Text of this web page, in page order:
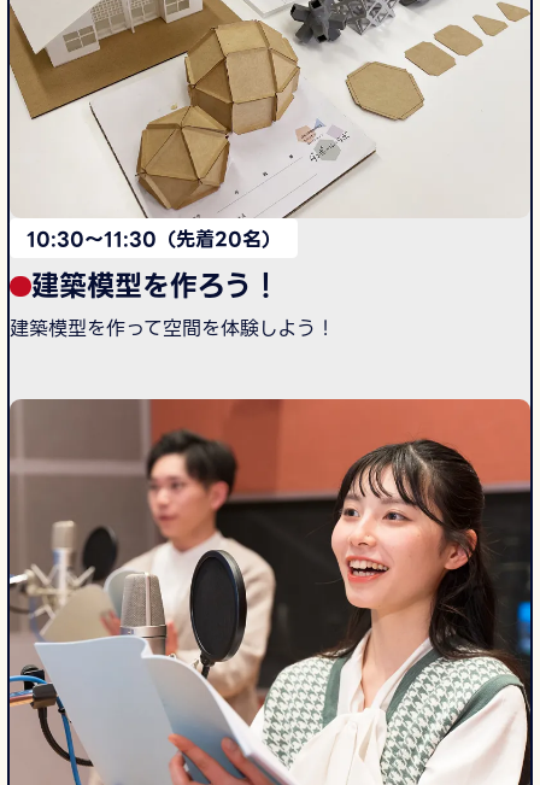
10:30〜11:30（先着20名）
建築模型を作ろう！
建築模型を作って空間を体験しよう！